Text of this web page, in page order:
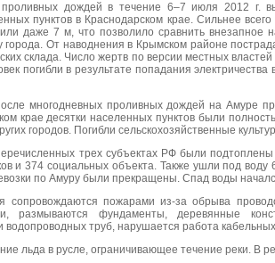
проливных дождей в течение 6–7 июля 2012 г.
пунктов в Краснодарском крае. Сильнее
или даже 7 м, что позволило сравнить
города. От наводнения в Крымском районе
склада. Число жертв по версии местных
погибли в результате попадания
многодневных проливных дождей на Амуре
крае десятки населенных пунктов были
городов. Погибли сельскохозяйственные
трех субъектах РФ были
и 374 социальных объекта. Также ушли под
по Амуру были прекращены. Спад воды
сопровождаются пожарами из-за обрыва
размываются фундаменты, деревянные
водопроводных труб, нарушается работа
льда в русле, ограничивающее течение реки. В